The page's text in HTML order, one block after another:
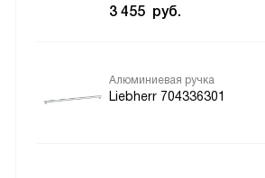
3 455 руб.
Алюминиевая ручка
Liebherr 704336301